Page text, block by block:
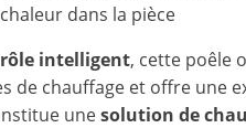
dans la pièce
intelligent, cette poêle
de chauffage et offre une
unesolution de